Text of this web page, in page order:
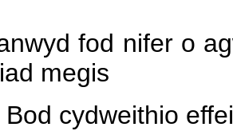
fod nifer o
megis
Bod cydweithio